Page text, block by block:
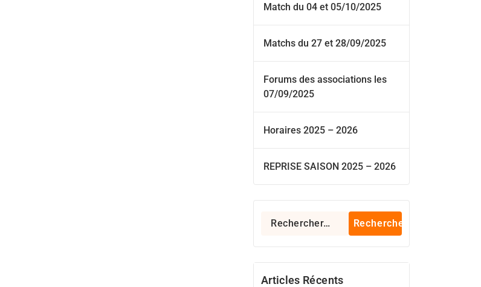
Match du 04 et 05/10/2025
Matchs du 27 et 28/09/2025
Forums des associations les
07/09/2025
Horaires 2025 – 2026
REPRISE SAISON 2025 – 2026
Rechercher :
Articles Récents